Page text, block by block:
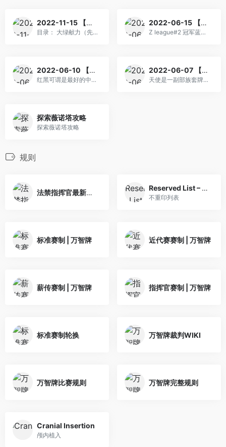
2022-11-15 【汇总】老汉的先驱/探险好文推荐
目录： 大绿献力（先驱） ...
2022-06-15 【探索】蓝白控制巨型指南
Z league#2 冠军蓝白控制
2022-06-10 【探索】红黑中速攻略（又称红黑赚赚赚）
红黑可谓是最好的中速套牌
2022-06-07 【探索】谈谈探索赛制里的天使套牌（与僧侣）
天使是一副部族套牌。它成立于圣翼主教、正气女武神与华辉天使之间的互动。
探索薇诺塔攻略
探索薇诺塔攻略
规则
法禁指挥官最新禁牌表
Reserved List – MTG Wiki
不重印列表
标准赛制 | 万智牌 近代赛赛制 | 万智牌
薪传赛制 | 万智牌 指挥官赛制 | 万智牌
标准赛制轮换 万智牌裁判WIKI
万智牌比赛规则 万智牌完整规则
Cranial Insertion
颅内植入